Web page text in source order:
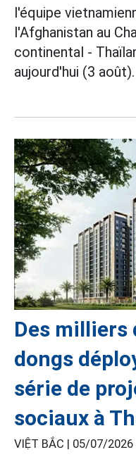
l'équipe
l'Afghanistan au
continental -
aujourd'hui (3 août).
Des milliers
dongs
série de
sociaux à
VIỆT BẮC | 05/07/2026